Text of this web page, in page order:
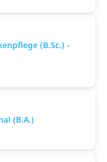
(B.Sc.) -
(B.A.)